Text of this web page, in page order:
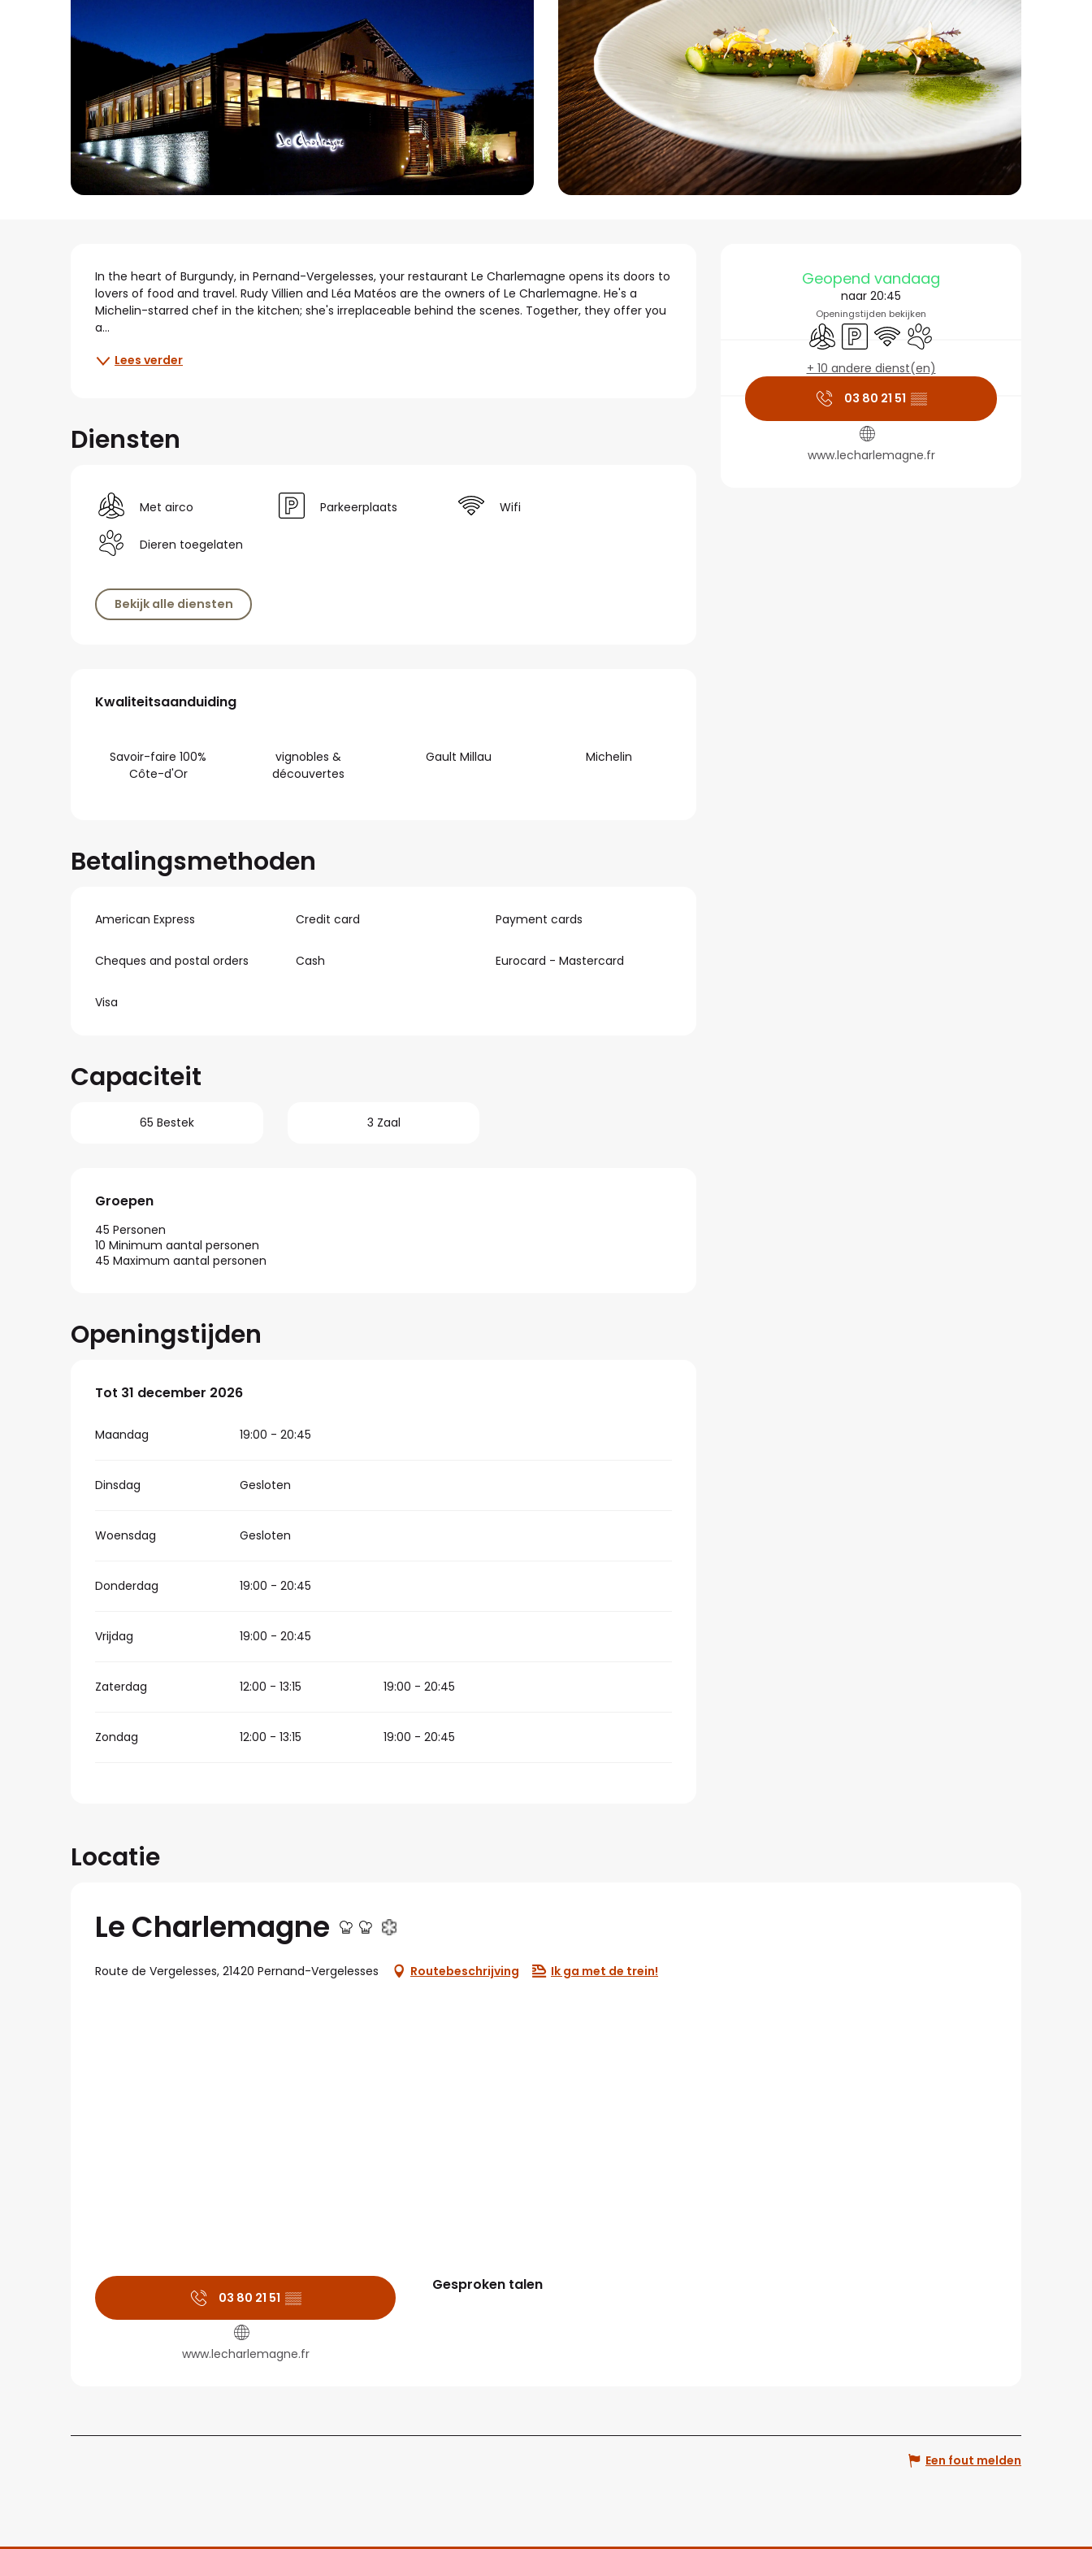
Openingstijden en
Geopend vandaag
naar 20:45
Openingstijden bekijken
Met aircoParkeerplaats
Wifi Dieren toegelaten
+ 10 andere dienst(en)
03 80 21 51 ▒▒
www.lecharlemagne.fr
Beschrijving
In the heart of Burgundy, in Pernand-Vergelesses, your restaurant Le Charlemagne opens its doors to
lovers of food and travel. Rudy Villien and Léa Matéos are the owners of Le Charlemagne. He's a
Michelin-starred chef in the kitchen; she's irreplaceable behind the scenes. Together, they offer you
a...
Lees verder
Diensten
Met airco Parkeerplaats Wifi
Dieren toegelaten
Bekijk alle diensten
Dienstverlening
Kwaliteitsaanduiding
Kwaliteitsaanduiding
Savoir-faire 100%
Côte-d'Or
vignobles &
découvertes
Gault Millau Michelin
Betalingsmethoden
American Express Credit card Payment cards
Cheques and postal orders Cash Eurocard - Mastercard
Visa
Capaciteit
65 Bestek 3 Zaal
Groepen
Groepen
45 Personen
10 Minimum aantal personen
45 Maximum aantal personen
Openingstijden
Vanaf 5 januari 2026tot
Tot 31 december 2026
Maandag 19:00 - 20:45
Dinsdag Gesloten
Woensdag Gesloten
Donderdag 19:00 - 20:45
Vrijdag 19:00 - 20:45
Zaterdag 12:00 - 13:15 19:00 - 20:45
Zondag 12:00 - 13:15 19:00 - 20:45
Locatie
Le Charlemagne
Route de Vergelesses, 21420 Pernand-Vergelesses Routebeschrijving Ik ga met de trein!
03 80 21 51 ▒▒
www.lecharlemagne.fr
Gesproken talen
Gesproken talen
Een fout melden